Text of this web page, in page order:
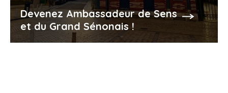
Devenez Ambassadeur de Sens
et du Grand Sénonais !